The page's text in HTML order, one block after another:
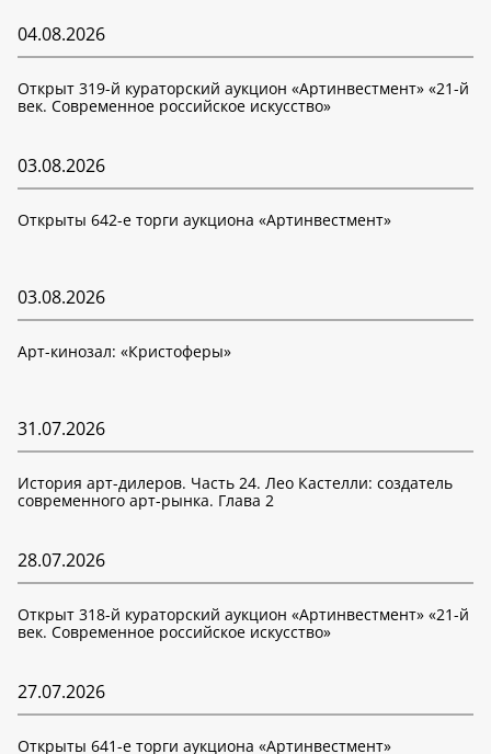
04.08.2026
Открыт 319-й кураторский аукцион «Артинвестмент» «21-й
век. Современное российское искусство»
03.08.2026
Открыты 642-е торги аукциона «Артинвестмент»
03.08.2026
Арт-кинозал: «Кристоферы»
31.07.2026
История арт-дилеров. Часть 24. Лео Кастелли: создатель
современного арт-рынка. Глава 2
28.07.2026
Открыт 318-й кураторский аукцион «Артинвестмент» «21-й
век. Современное российское искусство»
27.07.2026
Открыты 641-е торги аукциона «Артинвестмент»